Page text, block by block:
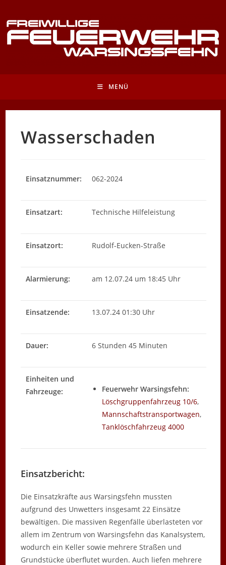
Inhalt
springen
MENÜ
Wasserschaden
Einsatznummer: 062-2024
Einsatzart: Technische Hilfeleistung
Einsatzort: Rudolf-Eucken-Straße
Alarmierung: am 12.07.24 um 18:45 Uhr
Einsatzende: 13.07.24 01:30 Uhr
Dauer: 6 Stunden 45 Minuten
Einheiten und
Fahrzeuge:
Feuerwehr Warsingsfehn:
Löschgruppenfahrzeug 10/6,
Mannschaftstransportwagen,
Tanklöschfahrzeug 4000
Einsatzbericht:
Die Einsatzkräfte aus Warsingsfehn mussten
aufgrund des Unwetters insgesamt 22 Einsätze
bewältigen. Die massiven Regenfälle überlasteten vor
allem im Zentrum von Warsingsfehn das Kanalsystem,
wodurch ein Keller sowie mehrere Straßen und
Grundstücke überflutet wurden. Auch liefen mehrere